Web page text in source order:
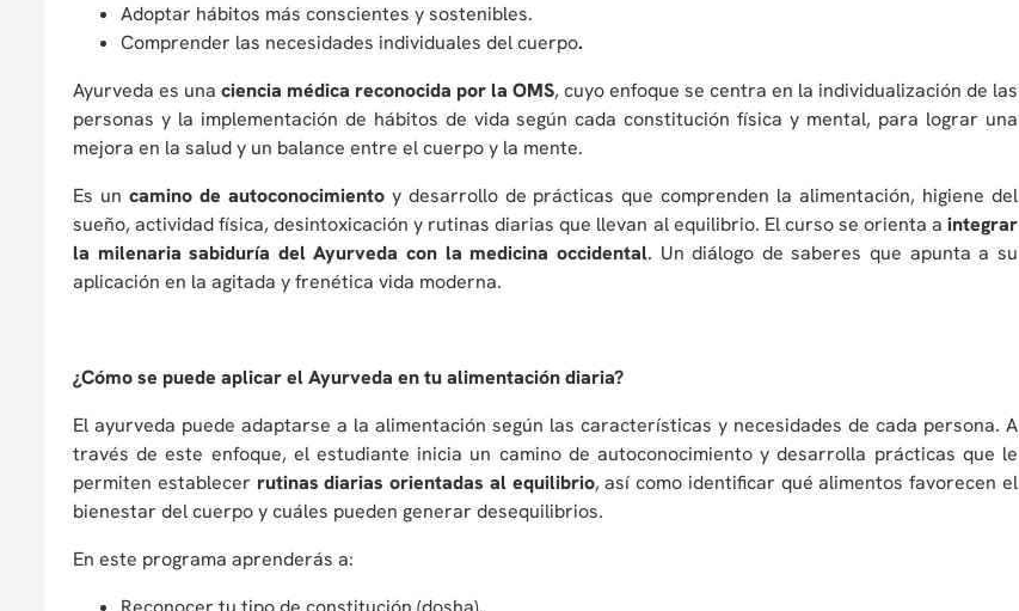
Adoptar hábitos más conscientes y sostenibles.
Comprender las necesidades individuales del cuerpo.
Ayurveda es una ciencia médica reconocida por la OMS, cuyo enfoque se centra en la individualización de las
personas y la implementación de hábitos de vida según cada constitución física y mental, para lograr una
mejora en la salud y un balance entre el cuerpo y la mente.
Es un camino de autoconocimientoy desarrollo de prácticas que comprenden la alimentación, higiene del
sueño, actividad física, desintoxicación y rutinas diarias que llevan al equilibrio. El curso se orienta a integrar
la milenaria sabiduría del Ayurveda con la medicina occidental. Un diálogo de saberes que apunta a su
aplicación en la agitada y frenética vida moderna.
¿Cómo se puede aplicar el Ayurveda en tu alimentación diaria?
El ayurveda puede adaptarse a la alimentación según las características y necesidades de cada persona. A
través de este enfoque, el estudiante inicia un camino de autoconocimiento y desarrolla prácticas que le
permiten establecer rutinas diarias orientadas al equilibrio, así como identificar qué alimentos favorecen el
bienestar del cuerpo y cuáles pueden generar desequilibrios.
En este programa aprenderás a: